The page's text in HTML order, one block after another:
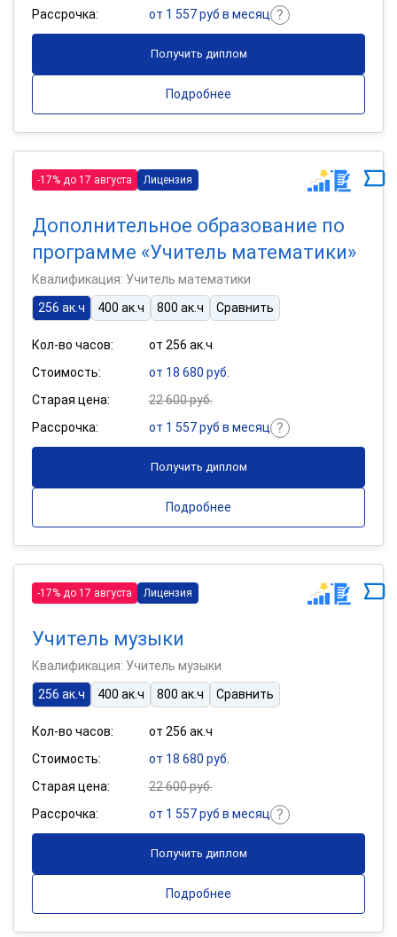
Рассрочка: от 1 557 руб в месяц
Получить диплом
Подробнее
-17% до 17 августа Лицензия
Дополнительное образование по
программе «Учитель математики»
Квалификация: Учитель математики
256 ак.ч
400 ак.ч 800 ак.ч Сравнить
Кол-во часов:
от 256 ак.ч
Стоимость:
от 18 680 руб.
Старая цена:
22 600 руб.
Рассрочка:
от 1 557 руб в месяц
Получить диплом
Подробнее
-17% до 17 августа Лицензия
Учитель музыки
Квалификация: Учитель музыки
256 ак.ч
400 ак.ч 800 ак.ч Сравнить
Кол-во часов:
от 256 ак.ч
Стоимость:
от 18 680 руб.
Старая цена:
22 600 руб.
Рассрочка:
от 1 557 руб в месяц
Получить диплом
Подробнее